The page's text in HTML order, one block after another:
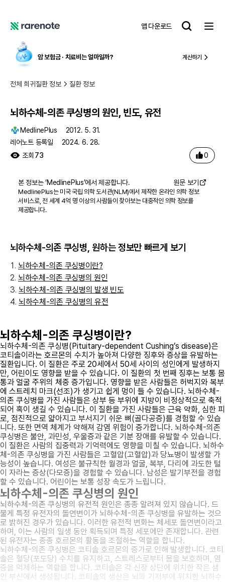
노
앱 다운로드
레
트
암 보험금 ∙ 치료비 는 얼마일까? 계산하기
전체 희귀질환 정보 질환 정보
뇌하수체-의존 쿠싱병의 원인, 빈도, 유전
MedlinePlus
2012. 5. 31.
레어노트 등록일
2024. 6. 28.
조회 73 0
본 정보는 ‘MedlinePlus’에서 제공합니다. 원문 보기
MedlinePlus는 미국 국립 의학 도서관(NLM)에서 제작한 온라인 의학 정보
서비스로, 전 세계 4억 명 이상의 사람들이 찾아보는 대중적인 의학 정보를
제공합니다.
뇌하수체-의존 쿠싱병, 원하는 정보만 빠르게 보기
뇌하수체-의존 쿠싱병이란?
뇌하수체-의존 쿠싱병의 원인
뇌하수체-의존 쿠싱병의 발생 빈도
뇌하수체-의존 쿠싱병의 유전
뇌하수체-의존 쿠싱병이란?
뇌하수체-의존 쿠싱병(Pituitary-dependent Cushing’s disease)은
코티솔이라는 호르몬의 수치가 높아져 다양한 징후와 증상을 유발하는
질환입니다. 이 질환은 주로 20세에서 50세 사이의 성인에게 발생하지
만, 어린이도 영향을 받을 수 있습니다. 이 질환의 첫 번째 징후는 보통 몸
통과 얼굴 주위의 체중 증가입니다. 영향을 받은 사람들은 허벅지와 복부
에 스트레치 마크(선조)가 생기고 쉽게 멍이 들 수 있습니다. 뇌하수체-
의존 쿠싱병을 가진 사람들은 상부 등 부위에 지방이 비정상적으로 축적
되어 혹이 생길 수 있습니다. 이 질환을 가진 사람들은 근육 약화, 심한 피
로, 점진적으로 얇아지고 부서지기 쉬운 뼈(골다공증)를 경험할 수 있습
니다. 또한 면역 체계가 약해져 감염 위험이 증가합니다. 뇌하수체-의존
쿠싱병은 불안, 과민성, 우울증과 같은 기분 장애를 유발할 수 있습니다.
이 질환은 사람의 집중력과 기억력에도 영향을 미칠 수 있습니다. 뇌하수
체-의존 쿠싱병을 가진 사람들은 고혈압(고혈압)과 당뇨병이 발생할 가
능성이 높습니다. 여성은 불규칙한 월경과 얼굴, 복부, 다리에 과도한 털
이 자라는 증상(다모증)을 경험할 수 있습니다. 남성은 발기부전을 경험
할 수 있습니다. 어린이는 보통 성장 속도가 느립니다.
뇌하수체-의존 쿠싱병의 원인
뇌하수체-의존 쿠싱병의 유전적 원인은 종종 알려져 있지 않습니다. 드
물게 특정 유전자의 돌연변이가 뇌하수체-의존 쿠싱병을 유발하는 것으
로 밝혀진 경우가 있습니다. 이러한 유전적 변화는 체세포 돌연변이라고
하며, 이는 사람의 일생 동안 획득되며 특정 세포에만 존재합니다. 관련
된 유전자는 종종 호르몬의 활동을 조절하는 역할을 합니다.
뇌하수체-의존 쿠싱병은 코티솔 호르몬의 증가로 인해 발생합니다. 코티
솔은 혈당(포도당) 수치를 유지하고, 스트레스로부터 몸을 보호하며, 염
증을 억제하는 역할을 합니다. 코티솔은 각 신장 상단에 위치한 작은 샘
인 부신에서 생성됩니다. 코티솔의 생산은 뇌의 기저부에 위치한 뇌하수